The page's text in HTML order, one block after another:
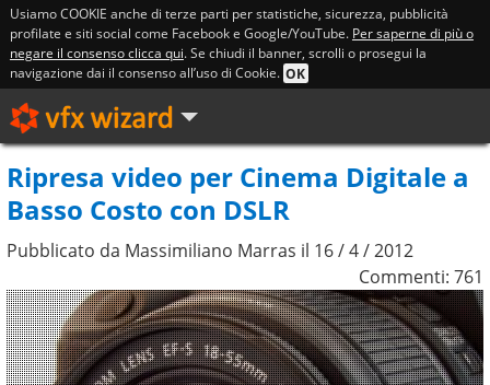
Usiamo COOKIE anche di terze parti per statistiche, sicurezza, pubblicità
profilate e siti social come Facebook e Google/YouTube. Per saperne di più o
negare il consenso clicca qui. Se chiudi il banner, scrolli o prosegui la
navigazione dai il consenso all’uso di Cookie. OK
Ripresa video per Cinema Digitale a
Basso Costo con DSLR
Pubblicato da Massimiliano Marras il 16 / 4 / 2012
Commenti: 761